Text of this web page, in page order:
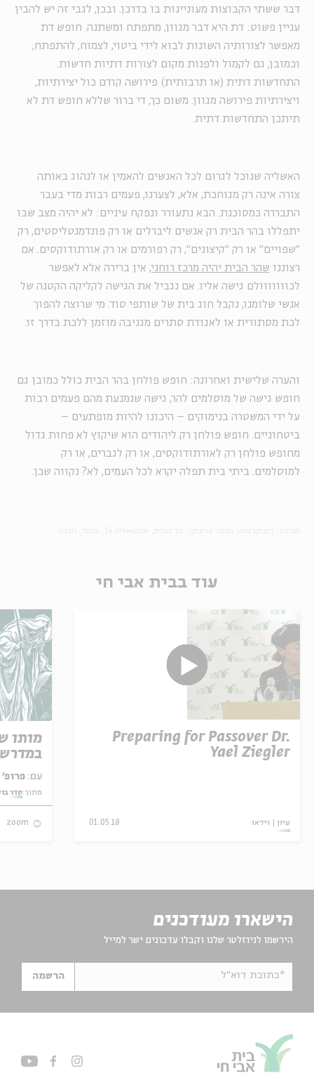
דבר ששתי הקבוצות מעוניינות בו בדרכן. ובכן, לגבי זה יש להבין
עניין פשוט: דת היא דבר מגוון, מתפתח ומשתנה. חופש דת
מאפשר לצורותיה השונות לבוא לידי ביטוי, לצמוח, להתפתח,
וכמובן, גם לקמול ולפנות מקום לצורות דתיות חדשות.
התחדשות דתית (או תרבותית) פירושה קודם כול יצירתיות,
ויצירתיות פירושה מגוון. משום כך, די ברור שללא חופש דת לא
תיתכן התחדשות דתית.
האשליה שנוכל לגרום לכל האנשים להאמין או לנהוג באותה
צורה אינה רק מגוחכת, אלא, לצערנו, פעמים רבות מדי בעבר
התבררה כמסוכנת. הבא נתעורר ונפקח עיניים: לא יהיה מצב שבו
יתפללו בהר הבית רק אנשים ליברלים או רק פונדמנטליסטים, רק
"שפויים" או רק "קיצונים", רק רפורמים או רק אורתודוקסים. אם
רצוננו שהר הבית יהיה מרכז רוחני, אין ברירה אלא לאפשר
לכווווווולם גישה אליו. אם נגביל את הגישה לקליקה הקטנה של
אנשי שלומנו, נקבל חוג בית של שותפי סוד. מי שרוצה להפוך
לכת מסתורית או לאגודת סתרים מגניבה מוזמן ללכת בדרך זו.
והערה שלישית ואחרונה: חופש פולחן בהר הבית כולל כמובן גם
חופש גישה של מוסלמים להר, גישה שנמנעת מהם פעמים רבות
על ידי המשטרה בנימוקים – היכונו להיות מופתעים –
ביטחוניים. חופש פולחן רק ליהודים הוא שיקוץ לא פחות גדול
מחופש פולחן רק לאורתודוקסים, או רק לגברים, או רק
למוסלמים. ביתי בית תפלה יקרא לכל העמים, לא? נקווה שכן.
עוד בבית אבי חי
Preparing for Passover Dr.
Yael Ziegler
עיון וידאו 01.05.18
מותו
עם: פרופ' אביגדור שנאן
מתוך:סדר
zoom
הישארו מעודכנים
הירשמו לניוזלטר שלנו וקבלו עדכונים ישר למייל
*כתובת דוא"ל הרשמה